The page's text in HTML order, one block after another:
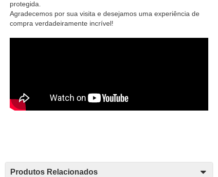
protegida.
Agradecemos por sua visita e desejamos uma experiência de
compra verdadeiramente incrível!
Produtos Relacionados